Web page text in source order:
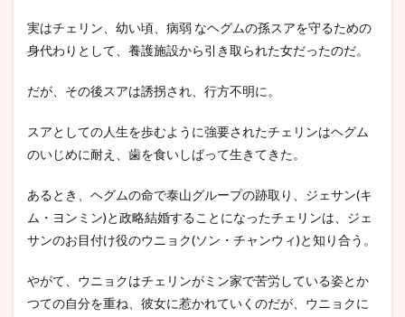
実はチェリン、幼い頃、病弱 なヘグムの孫スアを守るための
身代わりとして、養護施設から引き取られた女だったのだ。
だが、その後スアは誘拐され、行方不明に。
スアとしての人生を歩むように強要されたチェリンはヘグム
のいじめに耐え、歯を食いしばって生きてきた。
あるとき、ヘグムの命で泰山グループの跡取り、ジェサン(キ
ム・ヨンミン)と政略結婚することになったチェリンは、ジェ
サンのお目付け役のウニョク(ソン・チャンウィ)と知り合う。
やがて、ウニョクはチェリンがミン家で苦労している姿とか
つての自分を重ね、彼女に惹かれていくのだが、ウニョクに